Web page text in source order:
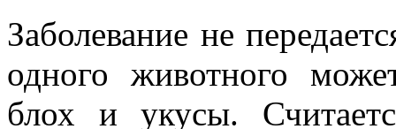
Заболевание не
одного животного
блох и укусы.